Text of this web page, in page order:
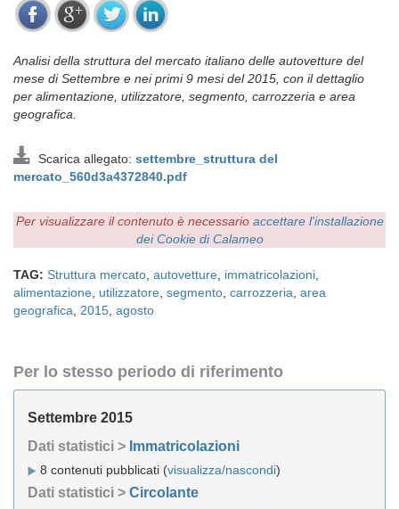
Analisi della struttura del mercato italiano delle autovetture del
mese di Settembre e nei primi 9 mesi del 2015, con il dettaglio
per alimentazione, utilizzatore, segmento, carrozzeria e area
geografica.
Scarica allegato: settembre_struttura del
mercato_560d3a4372840.pdf
Per visualizzare il contenuto è necessario accettare l'installazione
dei Cookie di Calameo
TAG: Struttura mercato autovetture immatricolazioni
alimentazione utilizzatore segmento carrozzeria area
geografica
2015 agosto
Per lo stesso periodo di riferimento
Settembre 2015
Dati statistici > Immatricolazioni
8 contenuti pubblicati (visualizza/nascondi)
Dati statistici > Circolante